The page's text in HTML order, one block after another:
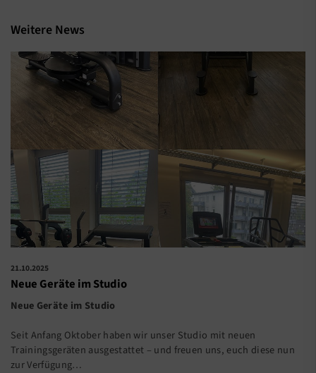
Weitere News
21.10.2025
Neue Geräte im Studio
Neue Geräte im Studio
Seit Anfang Oktober haben wir unser Studio mit neuen
Trainingsgeräten ausgestattet – und freuen uns, euch diese nun
zur Verfügung…